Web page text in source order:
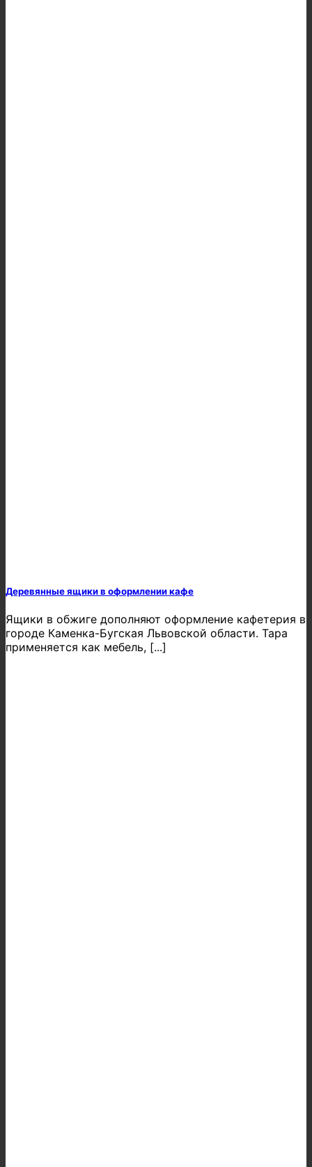
Деревянные ящики в оформлении кафе
Ящики в обжиге дополняют оформление кафетерия в
городе Каменка-Бугская Львовской области. Тара
применяется как мебель, [...]